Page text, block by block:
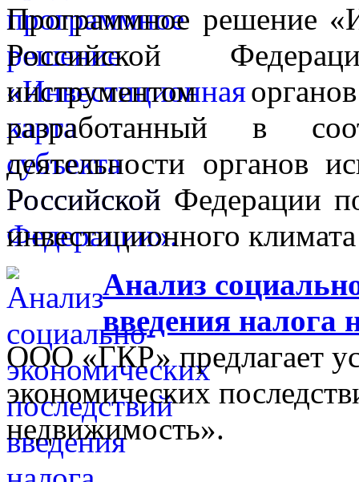
Программное решение
Российской
инструментом
разработанный в
деятельности органов
Российской Федерации
инвестиционного
Анализ
введения налога
ООО «ГКР» предлагает
экономических
недвижимость».